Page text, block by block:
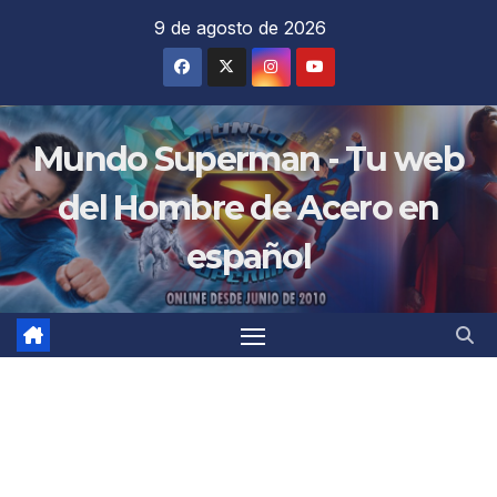
9 de agosto de 2026
Mundo Superman - Tu web
del Hombre de Acero en
español